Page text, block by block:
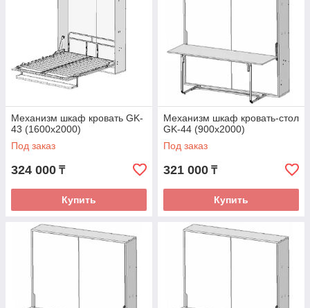
Механизм шкаф кровать GK-
43 (1600х2000)
Под заказ
324 000 ₸
Купить
Механизм шкаф кровать-стол
GK-44 (900х2000)
Под заказ
321 000 ₸
Купить